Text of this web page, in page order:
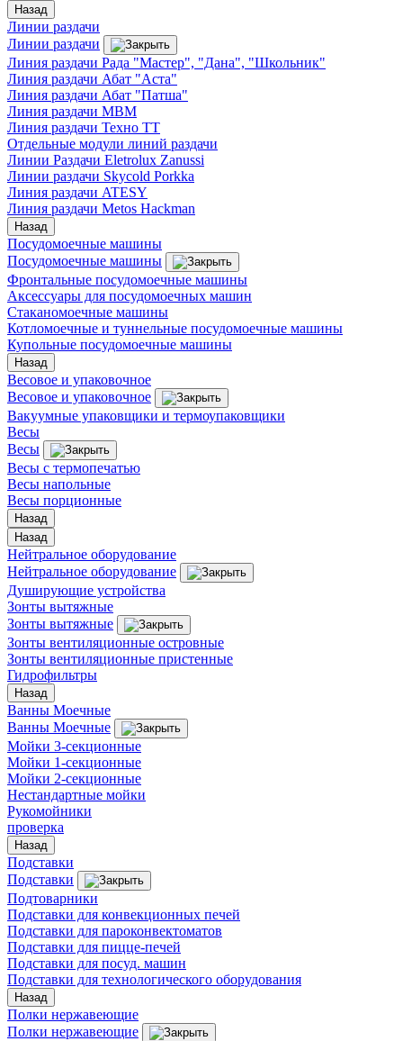
Назад
Линии раздачи
Линии раздачи
Линия раздачи Рада "Мастер", "Дана", "Школьник"
Линия раздачи Абат "Аста"
Линия раздачи Абат "Патша"
Линия раздачи МВМ
Линия раздачи Техно ТТ
Отдельные модули линий раздачи
Линии Раздачи Eletrolux Zanussi
Линии раздачи Skycold Porkka
Линия раздачи ATESY
Линия раздачи Metos Hackman
Назад
Посудомоечные машины
Посудомоечные машины
Фронтальные посудомоечные машины
Аксессуары для посудомоечных машин
Стаканомоечные машины
Котломоечные и туннельные посудомоечные машины
Купольные посудомоечные машины
Назад
Весовое и упаковочное
Весовое и упаковочное
Вакуумные упаковщики и термоупаковщики
Весы
Весы
Весы с термопечатью
Весы напольные
Весы порционные
Назад
Назад
Нейтральное оборудование
Нейтральное оборудование
Душирующие устройства
Зонты вытяжные
Зонты вытяжные
Зонты вентиляционные островные
Зонты вентиляционные пристенные
Гидрофильтры
Назад
Ванны Моечные
Ванны Моечные
Мойки 3-секционные
Мойки 1-секционные
Мойки 2-секционные
Нестандартные мойки
Рукомойники
проверка
Назад
Подставки
Подставки
Подтоварники
Подставки для конвекционных печей
Подставки для пароконвектоматов
Подставки для пицце-печей
Подставки для посуд. машин
Подставки для технологического оборудования
Назад
Полки нержавеющие
Полки нержавеющие